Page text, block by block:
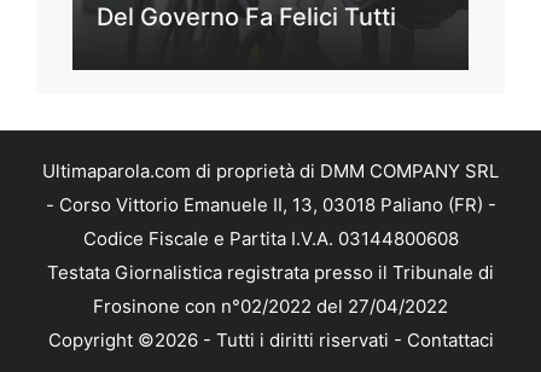
Del Governo Fa Felici Tutti
Ultimaparola.com di proprietà di DMM COMPANY SRL
- Corso Vittorio Emanuele II, 13, 03018 Paliano (FR) -
Codice Fiscale e Partita I.V.A. 03144800608
Testata Giornalistica registrata presso il Tribunale di
Frosinone con n°02/2022 del 27/04/2022
Copyright ©2026 - Tutti i diritti riservati - Contattaci